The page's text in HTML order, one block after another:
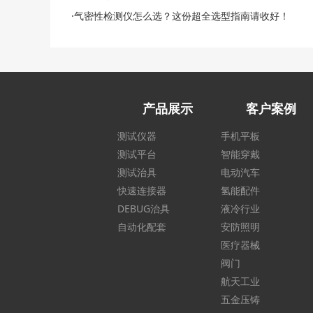
·气密性检测仪怎么选？这份超全选型指南请收好！
产品展示
测试仪器
测试平台
测试治具
快速连接器
DEBUG治具
自动化配套
客户案例
手机平板
智能穿戴
电动汽车
氢能配件
液冷行业
安防照明
医疗器械
阀门
航天工业
五金压铸